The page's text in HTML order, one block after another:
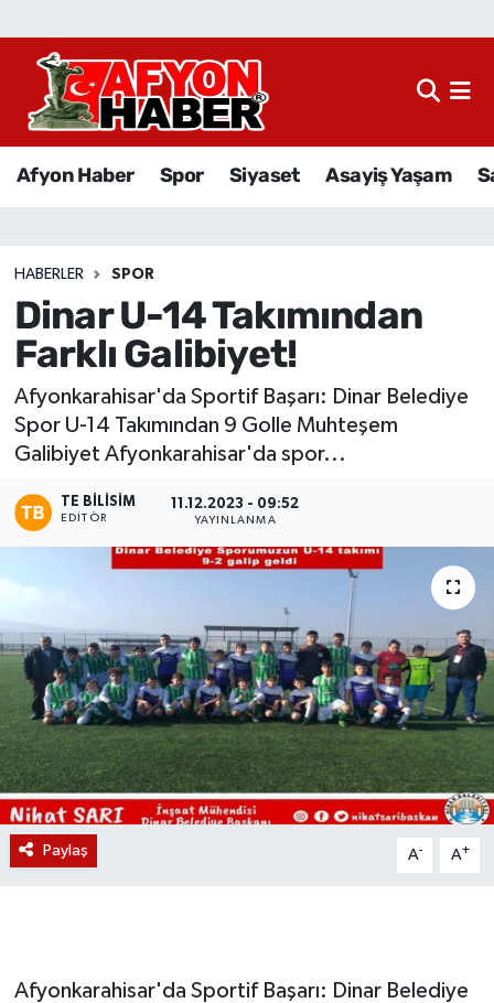
Afyon Haber Spor Siyaset Asayiş Yaşam
HABERLER SPOR
Dinar U-14 Takımından
Farklı Galibiyet!
Afyonkarahisar'da Sportif Başarı: Dinar Belediye
Spor U-14 Takımından 9 Golle Muhteşem
Galibiyet Afyonkarahisar'da spor...
TE BILISIM
EDITÖR
11.12.2023 - 09:52
YAYINLANMA
Paylaş A- A+
Afyonkarahisar'da Sportif Başarı: Dinar Belediye
Afyon Haber
Sağlık
Eğitim
Sivil Toplum